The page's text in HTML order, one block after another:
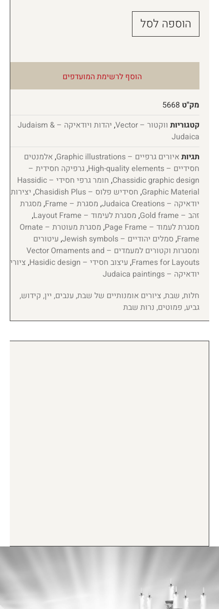
הוספה לסל
הוסף לרשימת המועדפים
מק"ט 5668
קטגוריות ווקטור – Vector ,
יהדות ויודאיקה – Judaism &
Judaica
תגיות איורים גרפיים – Graphic illustrations , אלמנטים
חסידיים – High-quality elements
,גרפיקה חסידית –
Chassidic graphic design
,
חומר גרפי חסידי – Hassidic
Graphic Material
, חסידיש פלוס – Chasidish Plus , יצירות
יודאיקה – Judaica Creations
, מסגרת – Frame , מסגרת
זהב – Gold frame
, מסגרת לעימוד – Layout Frame
,
מסגרת לעמוד – Page Frame
,
מסגרת מעוטרת – Ornate
Frame
, סמלים יהודיים – Jewish symbols , עיטורים
ומסגרות וקטורים למעמדים – Vector Ornaments and
Frames for Layouts
, עיצוב חסידי – Hasidic design , ציורי
יודאיקה – Judaica paintings
חלות, שבת, ציורים אומנותיים של שבת, ענבים, יין, קידוש,
גביע, פמוטים, נרות שבת